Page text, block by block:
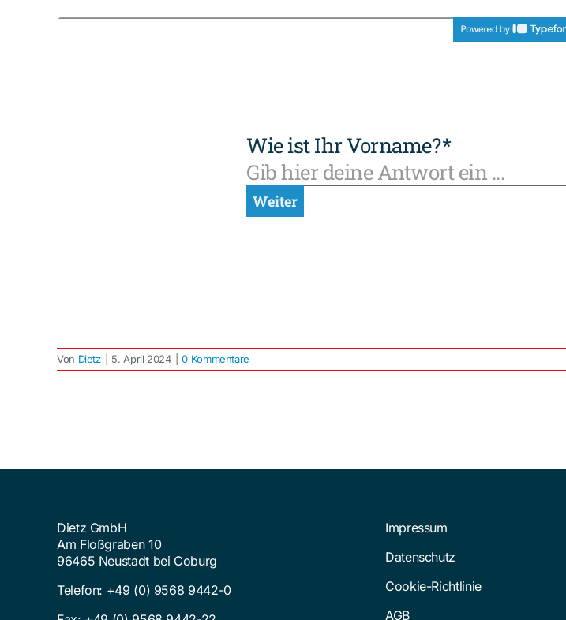
Von Dietz 5. April 2024 0 Kommentare
Dietz GmbH
Am Floßgraben 10
96465 Neustadt bei Coburg
Telefon: +49 (0) 9568 9442-0
Impressum
Datenschutz
Cookie-Richtlinie
AGB